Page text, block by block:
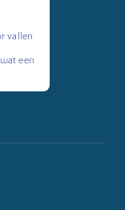
vallen
een